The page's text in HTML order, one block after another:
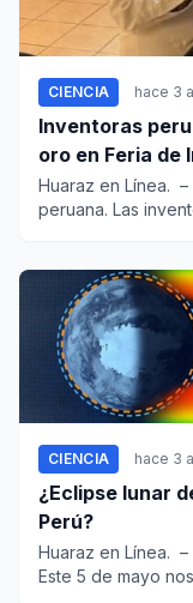
CIENCIA hace 3
Inventoras
oro en Feria de
Huaraz en Línea.
peruana. Las
CIENCIA hace 3
¿Eclipse lunar de
Perú?
Huaraz en Línea.
Este 5 de mayo